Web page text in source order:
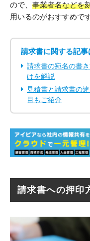
ので、 事業者名などを
用いるのがおすすめです
請求書に関する記事
請求書の宛名の書
けを解説
見積書と請求書の
目もご紹介
請求書への押印